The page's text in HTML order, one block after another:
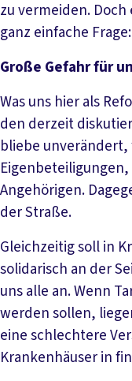
zu vermeiden.
ganz einfache
Große Gefahr für
Was uns hier als
den derzeit
bliebe unverändert,
Angehörigen.
der Straße.
Gleichzeitig soll in
solidarisch an der
uns alle an. Wenn
werden sollen,
eine schlechtere
Krankenhäuser in